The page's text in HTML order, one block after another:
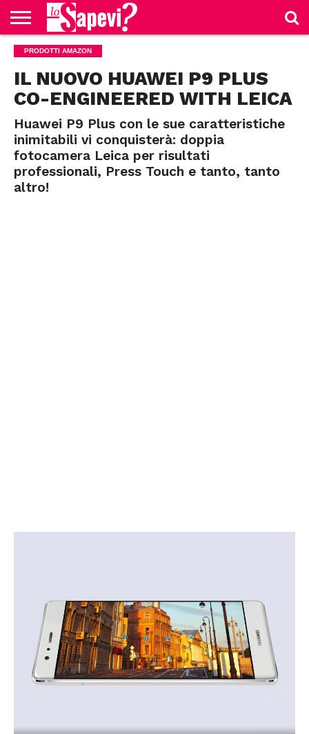
CURIOSITÀ
BENESSERE
GOSSIP
PRODOTTI
NEWS
CASA E
PRODOTTI AMAZON
IL NUOVO HUAWEI P9 PLUS
CO-ENGINEERED WITH LEICA
Huawei P9 Plus con le sue caratteristiche
inimitabili vi conquisterà: doppia
fotocamera Leica per risultati
professionali, Press Touch e tanto, tanto
altro!